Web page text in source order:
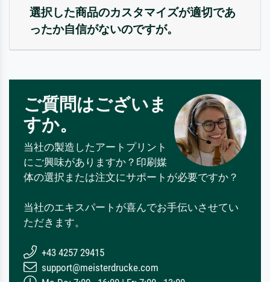
選択した商品のカスタマイズが適切であ
ったか自信がないのですが。
ご質問はございま
すか。
当社の製造したアートプリント
にご興味がありますか？印刷媒
体の選択または注文にサポートが必要ですか？
当社のエキスパートが喜んでお手伝いさせてい
ただきます。
+43 4257 29415
support@meisterdrucke.com